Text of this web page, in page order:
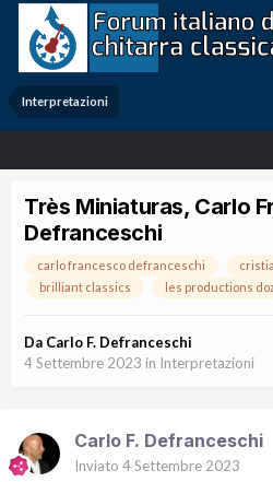
Interpretazioni
Très Miniaturas, Carlo
Defranceschi
carlo francesco defranceschi
brilliant classics
les productions
Da Carlo F. Defranceschi
4 Settembre 2023 in Interpretazioni
Carlo F. Defranceschi
Inviato 4 Settembre 2023